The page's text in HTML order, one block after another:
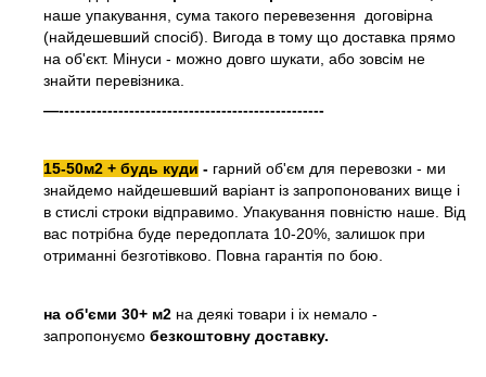
наше упакування, сума такого перевезення договірна
(найдешевший спосіб). Вигода в тому що доставка прямо
на об'єкт. Мінуси - можно довго шукати, або зовсім не
знайти перевізника.
—-------------------------------------------------
15-50м2 + будь куди - гарний об'єм для перевозки - ми
знайдемо найдешевший варіант із запропонованих вище і
в стислі строки відправимо. Упакування повністю наше. Від
вас потрібна буде передоплата 10-20%, залишок при
отриманні безготівково. Повна гарантія по бою.
на об'єми 30+ м2 на деякі товари і іх немало -
запропонуємо безкоштовну доставку.